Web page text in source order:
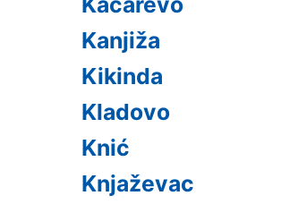
Kanjiža
Kikinda
Kladovo
Knić
Knjaževac